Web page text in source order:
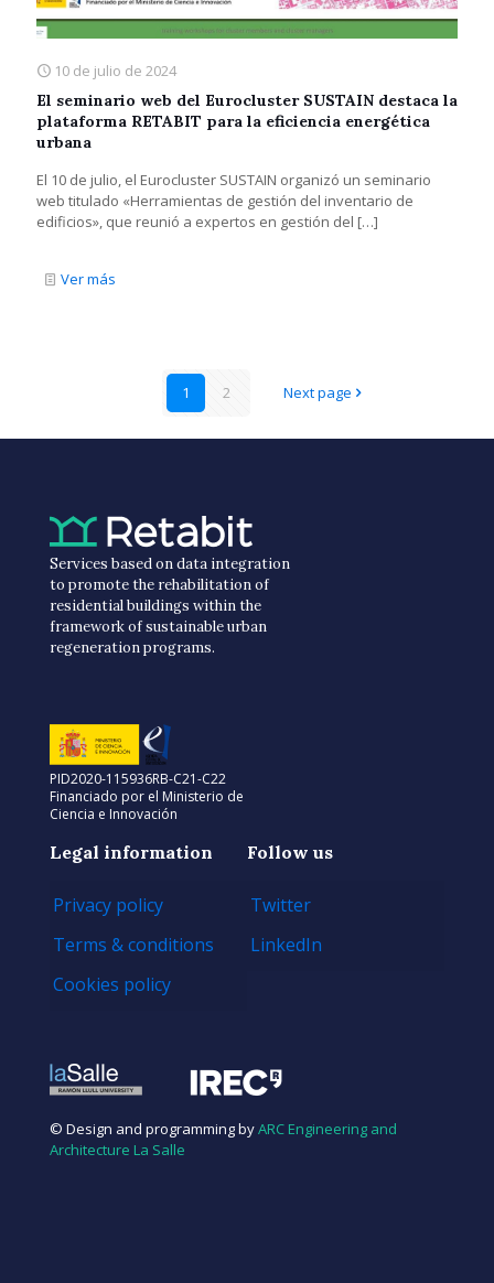
10 de julio de 2024
El seminario web del Eurocluster SUSTAIN destaca la
plataforma RETABIT para la eficiencia energética
urbana
El 10 de julio, el Eurocluster SUSTAIN organizó un seminario
web titulado «Herramientas de gestión del inventario de
edificios», que reunió a expertos en gestión del […]
Ver más
1 2 Next page
Services based on data integration
to promote the rehabilitation of
residential buildings within the
framework of sustainable urban
regeneration programs.
PID2020-115936RB-C21-C22
Financiado por el Ministerio de
Ciencia e Innovación
Legal information
Privacy policy
Terms & conditions
Cookies policy
Follow us
Twitter
LinkedIn
© Design and programming byARC Engineering and
Architecture La Salle